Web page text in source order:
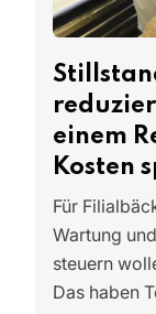
einem
Kosten
Für
Wartung
steuern
Das haben